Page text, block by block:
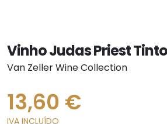
Vinho Judas Priest
Van Zeller Wine Collection
13,60 €
IVA INCLUÍDO